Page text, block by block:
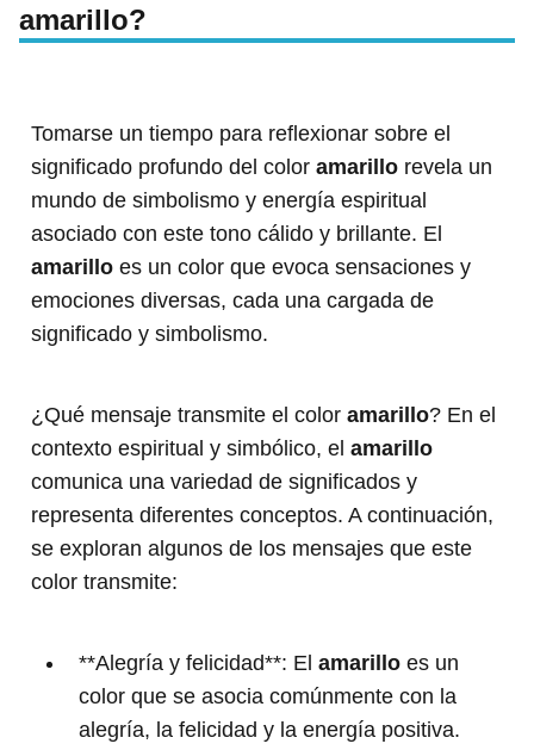
amarillo?
Tomarse un tiempo para reflexionar sobre el
significado profundo del color amarillo revela un
mundo de simbolismo y energía espiritual
asociado con este tono cálido y brillante. El
amarillo es un color que evoca sensaciones y
emociones diversas, cada una cargada de
significado y simbolismo.
¿Qué mensaje transmite el color amarillo? En el
contexto espiritual y simbólico, el amarillo
comunica una variedad de significados y
representa diferentes conceptos. A continuación,
se exploran algunos de los mensajes que este
color transmite:
**Alegría y felicidad**: El amarillo es un
color que se asocia comúnmente con la
alegría, la felicidad y la energía positiva.